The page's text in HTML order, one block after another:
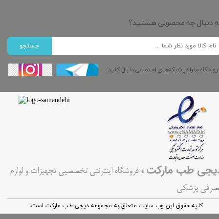
طب مارکت، فروشگاه اینترنتی تخصصیی تجهیزات و لوازم
پزشکی
کليه حقوق اين وب سایت متعلق به مجموعه دیجی طب مارکت است.
دنبال چه محصولی هستید؟
جستجو
ما را در شبکه‌های اجتماعی دنبال کنید: